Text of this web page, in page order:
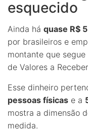
esquecido
Ainda há quase R$
por brasileiros e
montante que
de Valores a
Esse dinheiro
pessoas físicas e a
mostra a dimensão
medida.